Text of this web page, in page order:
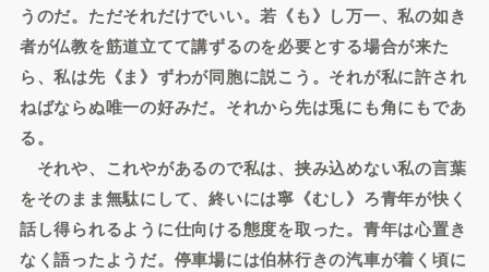
うのだ。ただそれだけでいい。若《も》し万一、私の如き
者が仏教を筋道立てて講ずるのを必要とする場合が来た
ら、私は先《ま》ずわが同胞に説こう。それが私に許され
ねばならぬ唯一の好みだ。それから先は兎にも角にもであ
る。
それや、これやがあるので私は、挟み込めない私の言葉
をそのまま無駄にして、終いには寧《むし》ろ青年が快く
話し得られるように仕向ける態度を取った。青年は心置き
なく語ったようだ。停車場には伯林行きの汽車が着く頃に